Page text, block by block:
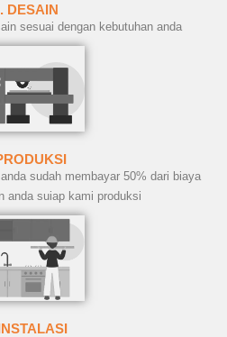
DESAIN
sesuai dengan kebutuhan anda
sudah membayar 50% dari biaya
anda suiap kami produksi